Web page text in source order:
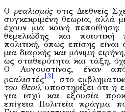
Ο ρεαλισμόςστις Διεθνείς
συγκεκριμένη θεωρία, αλλά
έχουν μια κοινή πεποίθηση:
θεμελιώδης και
πολιτική, όπως επίσης είναι
μια διαρκής και μόνιμη
ως σταθερότητα και τάξη,
Ο Αυγουστίνος, έναν
ρεαλιστές [3] , στο
του Θεού, υποστηρίζει ότι η
για ισχύ και εξουσία
επίγεια Πολιτεία πράγμα